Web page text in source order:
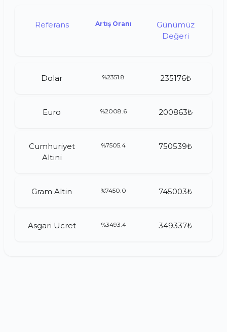
Referans Artış Oranı
Günümüz
Değeri
Dolar %2351.8 235176₺
Euro %2008.6 200863₺
Cumhuriyet
Altini
%7505.4 750539₺
Gram Altin %7450.0 745003₺
Asgari Ucret %3493.4 349337₺